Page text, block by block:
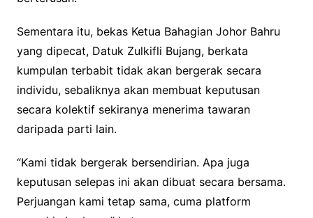
Sementara itu, bekas Ketua Bahagian Johor Bahru
yang dipecat, Datuk Zulkifli Bujang, berkata
kumpulan terbabit tidak akan bergerak secara
individu, sebaliknya akan membuat keputusan
secara kolektif sekiranya menerima tawaran
daripada parti lain.
“Kami tidak bergerak bersendirian. Apa juga
keputusan selepas ini akan dibuat secara bersama.
Perjuangan kami tetap sama, cuma platform